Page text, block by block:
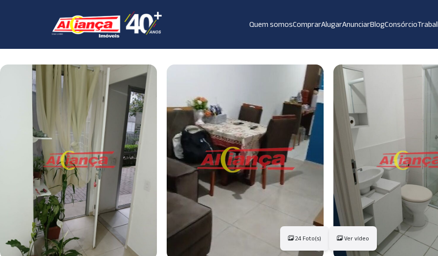
Quem somosComprarAlugarAnunciarBlogConsórcio
24 Foto(s) Ver vídeo